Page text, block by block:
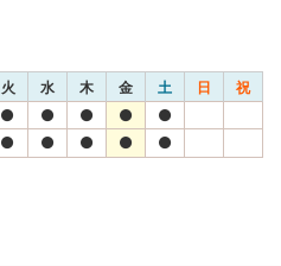
火 水 木 金 土 日 祝